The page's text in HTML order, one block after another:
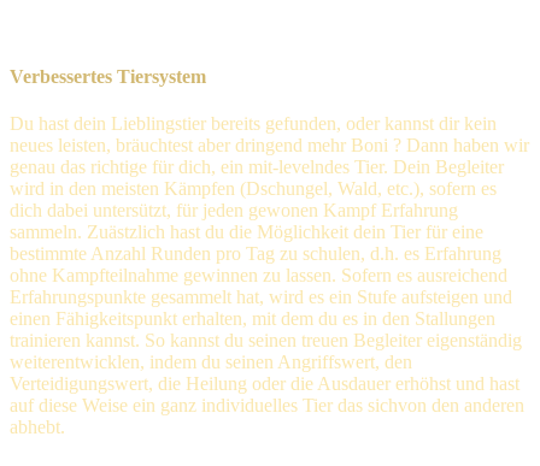
Verbessertes Tiersystem
Du hast dein Lieblingstier bereits gefunden, oder kannst dir kein
neues leisten, bräuchtest aber dringend mehr Boni ? Dann haben wir
genau das richtige für dich, ein mit-levelndes Tier. Dein Begleiter
wird in den meisten Kämpfen (Dschungel, Wald, etc.), sofern es
dich dabei untersützt, für jeden gewonen Kampf Erfahrung
sammeln. Zuästzlich hast du die Möglichkeit dein Tier für eine
bestimmte Anzahl Runden pro Tag zu schulen, d.h. es Erfahrung
ohne Kampfteilnahme gewinnen zu lassen. Sofern es ausreichend
Erfahrungspunkte gesammelt hat, wird es ein Stufe aufsteigen und
einen Fähigkeitspunkt erhalten, mit dem du es in den Stallungen
trainieren kannst. So kannst du seinen treuen Begleiter eigenständig
weiterentwicklen, indem du seinen Angriffswert, den
Verteidigungswert, die Heilung oder die Ausdauer erhöhst und hast
auf diese Weise ein ganz individuelles Tier das sichvon den anderen
abhebt.